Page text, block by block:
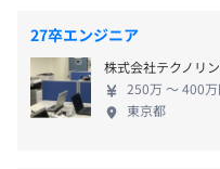
協力会社の方を含め、平
おります。
昇給年1回(1月)
27卒エンジニア
株式会社テクノリ
250万 〜 400万
東京都